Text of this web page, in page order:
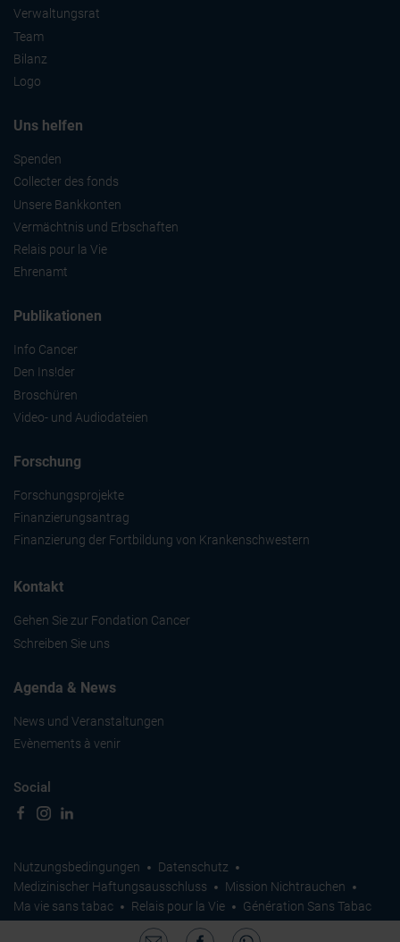
Verwaltungsrat
Team
Bilanz
Logo
Uns helfen
Spenden
Collecter des fonds
Unsere Bankkonten
Vermächtnis und Erbschaften
Relais pour la Vie
Ehrenamt
Publikationen
Info Cancer
Den Ins!der
Broschüren
Video- und Audiodateien
Forschung
Forschungsprojekte
Finanzierungsantrag
Finanzierung der Fortbildung von Krankenschwestern
Kontakt
Gehen Sie zur Fondation Cancer
Schreiben Sie uns
Agenda & News
News und Veranstaltungen
Evènements à venir
Social
Nutzungsbedingungen
Datenschutz
Medizinischer Haftungsausschluss
Mission Nichtrauchen
Ma vie sans tabac
Relais pour la Vie Génération Sans Tabac